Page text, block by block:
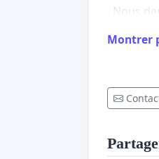
Nous
Montrer